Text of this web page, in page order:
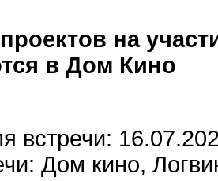
на
в Дом Кино
встречи:
Дом кино,